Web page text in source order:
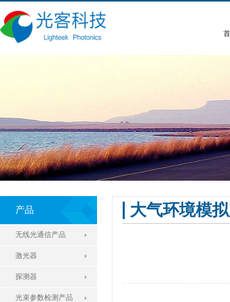
产品
无线光通信产品
激光器
探测器
光束参数检测产品
大气环境模